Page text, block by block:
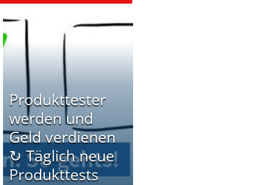
Produkttester
werden und
Geld verdienen
↻ Täglich neue
Produkttests